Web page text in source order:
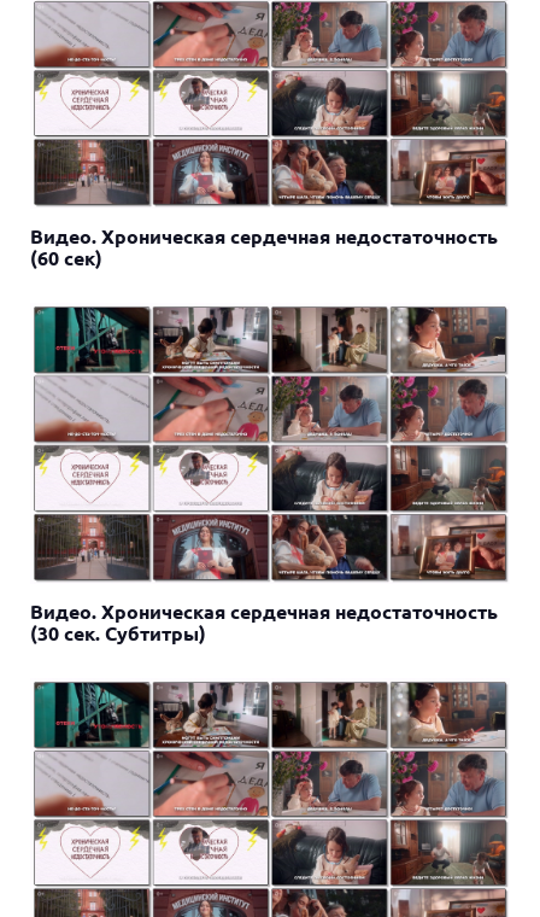
Видео. Хроническая сердечная недостаточность
(60 сек)
Видео. Хроническая сердечная недостаточность
(30 сек. Субтитры)